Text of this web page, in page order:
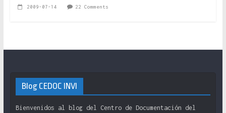
2009-07-14 22 Comments
Blog CEDOC INVI
Bienvenidos al blog del Centro de Documentación del